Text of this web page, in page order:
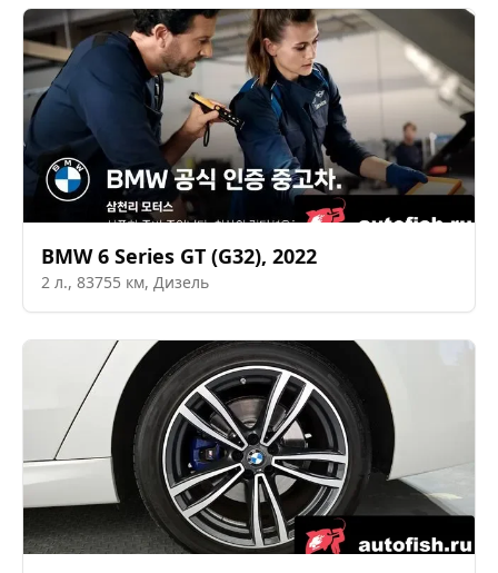
BMW 6 Series GT (G32), 2022
2 л., 83755 км, Дизель